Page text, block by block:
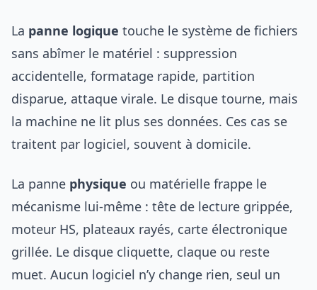
La panne logique touche le système de fichiers
sans abîmer le matériel : suppression
accidentelle, formatage rapide, partition
disparue, attaque virale. Le disque tourne, mais
la machine ne lit plus ses données. Ces cas se
traitent par logiciel, souvent à domicile.
La panne physique ou matérielle frappe le
mécanisme lui-même : tête de lecture grippée,
moteur HS, plateaux rayés, carte électronique
grillée. Le disque cliquette, claque ou reste
muet. Aucun logiciel n’y change rien, seul un